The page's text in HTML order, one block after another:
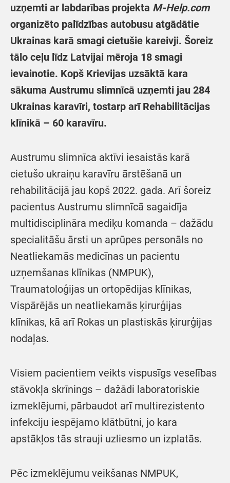
uzņemti ar labdarības projekta M-Help.com
organizēto palīdzības autobusu atgādātie
Ukrainas karā smagi cietušie kareivji. Šoreiz
tālo ceļu līdz Latvijai mēroja 18 smagi
ievainotie. Kopš Krievijas uzsāktā kara
sākuma Austrumu slimnīcā uzņemti jau 284
Ukrainas karavīri, tostarp arī Rehabilitācijas
klīnikā – 60 karavīru.
Austrumu slimnīca aktīvi iesaistās karā
cietušo ukraiņu karavīru ārstēšanā un
rehabilitācijā jau kopš 2022. gada. Arī šoreiz
pacientus Austrumu slimnīcā sagaidīja
multidisciplināra mediķu komanda – dažādu
specialitāšu ārsti un aprūpes personāls no
Neatliekamās medicīnas un pacientu
uzņemšanas klīnikas (NMPUK),
Traumatoloģijas un ortopēdijas klīnikas,
Vispārējās un neatliekamās ķirurģijas
klīnikas, kā arī Rokas un plastiskās ķirurģijas
nodaļas.
Visiem pacientiem veikts vispusīgs veselības
stāvokļa skrīnings – dažādi laboratoriskie
izmeklējumi, pārbaudot arī multirezistento
infekciju iespējamo klātbūtni, jo kara
apstākļos tās strauji uzliesmo un izplatās.
Pēc izmeklējumu veikšanas NMPUK,